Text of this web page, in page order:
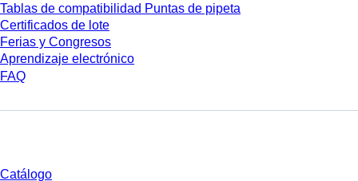
Tablas de compatibilidad Puntas de pipeta
Certificados de lote
Ferias y Congresos
Aprendizaje electrónico
FAQ
Catálogo